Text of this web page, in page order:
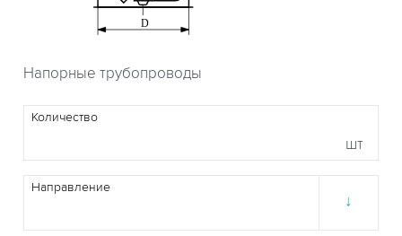
Напорные трубопроводы
Количество
шт
↓
Направление